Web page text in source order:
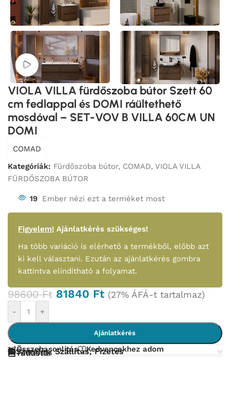
Videó megtekintése
VIOLA VILLA fürdőszoba bútor Szett 60
cm fedlappal és DOMI ráültethető
mosdóval – SET-VOV B VILLA 60CM UN
DOMI
COMAD
Kategóriák: Fürdőszoba bútor, COMAD, VIOLA VILLA
FÜRDŐSZOBA BÚTOR
19 Ember nézi ezt a terméket most
Figyelem! Ajánlatkérés szükséges!
Ha több variáció is elérhető a termékből, előbb azt
ki kell választani. Ezután az ajánlatkérés gombra
kattintva elindítható a folyamat.
98600Ft 81840 Ft (27% ÁFÁ-t tartalmaz)
- +
Ajánlatkérés
Összehasonlítás Kedvencekhez adom
Szerelés, Szállítás, Fizetés
Tudástár